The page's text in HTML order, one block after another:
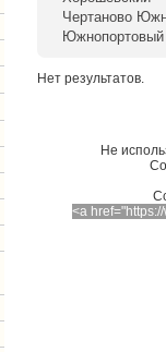
Чертаново
Южнопортовый
Нет результатов.
Не
<a